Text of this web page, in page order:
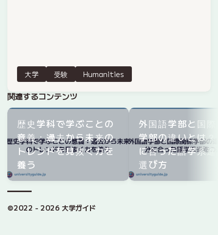
大学 受験 Humanities
関連するコンテンツ
歴史学科で学ぶことの
意義：過去から未来の
トレンドを見抜く力を
養う
外国語学部と国
学部の違いとは
に合った語学系
選び方
©2022 - 2026 大学ガイド